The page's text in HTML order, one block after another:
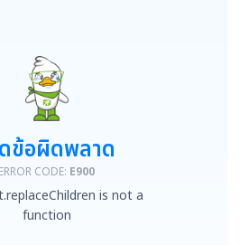
is not a function
ข้อผิดพลาด
ERROR CODE: E900
is not a
function